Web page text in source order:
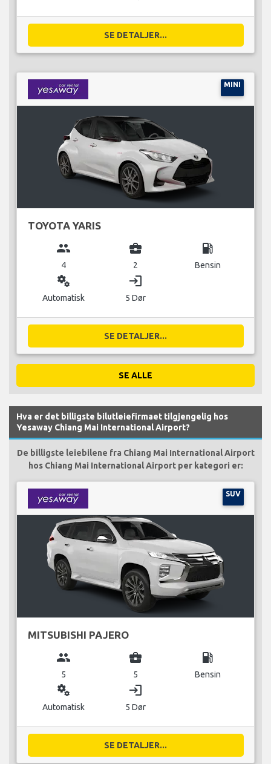
SE DETALJER...
MINI
TOYOTA YARIS
group
4
business_center
2
local_gas_station
Bensin
miscellaneous_services
Automatisk
login
5 Dør
SE DETALJER...
SE ALLE
Hva er det billigste bilutleiefirmaet tilgjengelig hos
Yesaway Chiang Mai International Airport?
De billigste leiebilene fra Chiang Mai International Airport
hos Chiang Mai International Airport per kategori er:
SUV
MITSUBISHI PAJERO
group
5
business_center
5
local_gas_station
Bensin
miscellaneous_services
Automatisk
login
5 Dør
SE DETALJER...